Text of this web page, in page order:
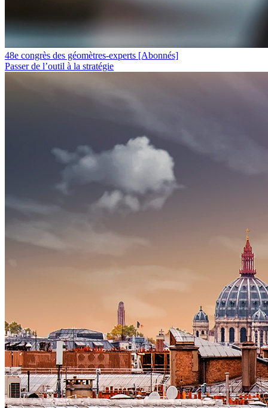
48e congrès des géomètres-experts [Abonnés]
Passer de l’outil à la stratégie